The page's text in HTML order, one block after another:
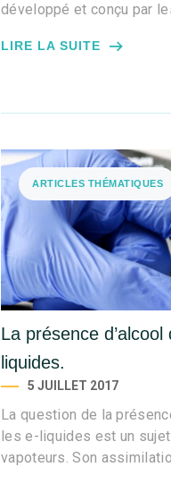
développé et conçu par
LIRE LA SUITE
ARTICLES THÉMATIQUES
La présence d’alcool
liquides.
5 JUILLET 2017
La question de la
les e-liquides est un
vapoteurs. Son